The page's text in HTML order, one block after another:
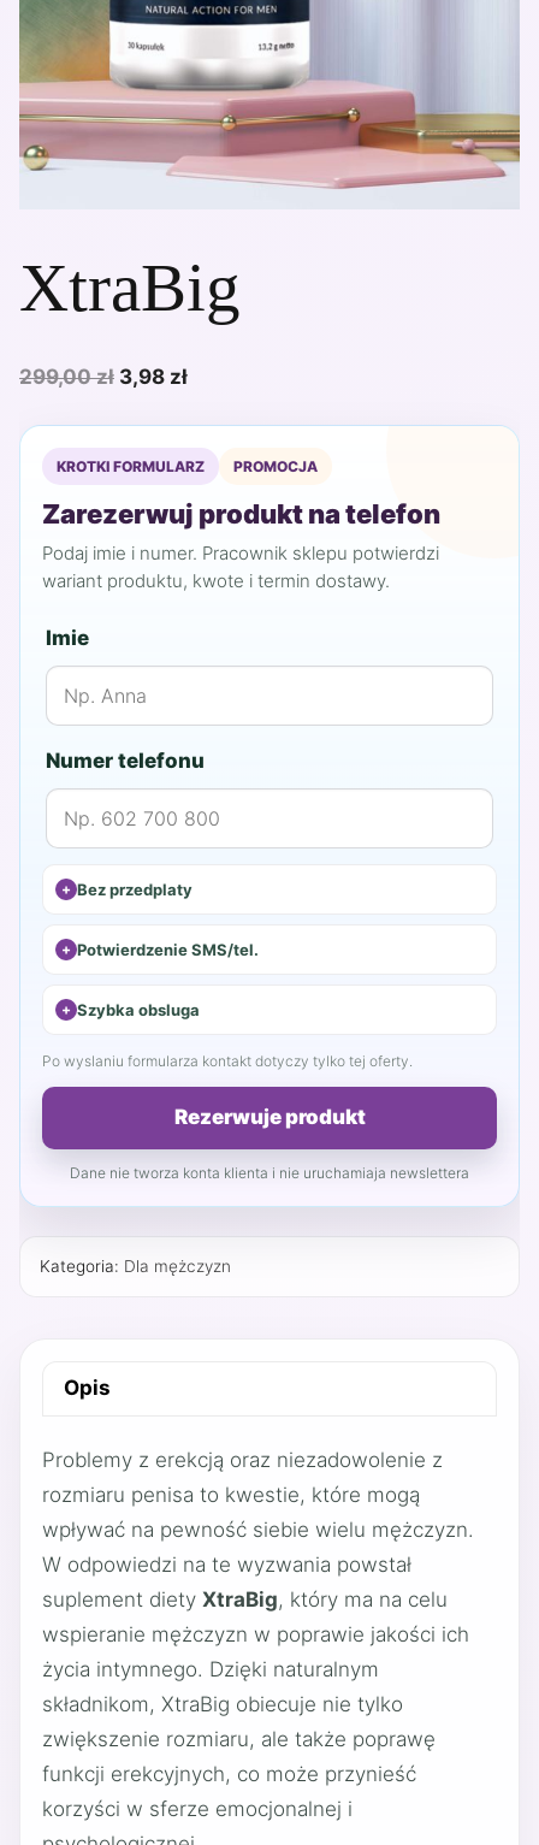
XtraBig
299,00zł Pierwotna
299,00 zł.
3,98 złAktualna
3,98 zł.
KROTKI FORMULARZ PROMOCJA
Zarezerwuj produkt na telefon
Podaj imie i numer. Pracownik sklepu potwierdzi
wariant produktu, kwote i termin dostawy.
Imie
Numer telefonu
Bez przedplaty
Potwierdzenie SMS/tel.
Szybka obsluga
Po wyslaniu formularza kontakt dotyczy tylko tej oferty.
Rezerwuje produkt
Dane nie tworza konta klienta i nie uruchamiaja newslettera
Kategoria: Dla mężczyzn
Opis
Problemy z erekcją oraz niezadowolenie z
rozmiaru penisa to kwestie, które mogą
wpływać na pewność siebie wielu mężczyzn.
W odpowiedzi na te wyzwania powstał
suplement diety XtraBig, który ma na celu
wspieranie mężczyzn w poprawie jakości ich
życia intymnego. Dzięki naturalnym
składnikom, XtraBig obiecuje nie tylko
zwiększenie rozmiaru, ale także poprawę
funkcji erekcyjnych, co może przynieść
korzyści w sferze emocjonalnej i